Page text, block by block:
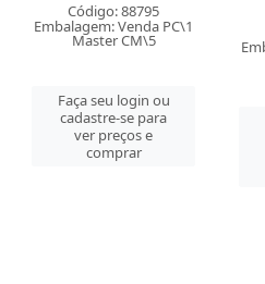
Código: 88795
Embalagem: Venda PC\1
Master CM\5
Faça seu login ou
cadastre-se para
ver preços e
comprar